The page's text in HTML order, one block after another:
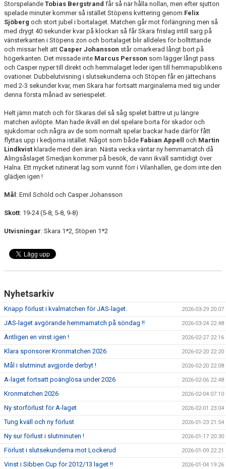
Storspelande Tobias Bergstrand får så när hålla nollan, men efter sjutton
spelade minuter kommer så istället Stöpens kvittering genom Felix
Sjöberg och stort jubel i bortalaget. Matchen går mot förlängning men så
med drygt 40 sekunder kvar på klockan så får Skara frislag intill sarg på
vänsterkanten i Stöpens zon och bortalaget blir alldeles för bolltittande
och missar helt att Casper Johansson står omarkerad långt bort på
högerkanten. Det missade inte Marcus Persson som lägger långt pass
och Casper nyper till direkt och hemmalaget leder igen till hemmapublikens
ovationer. Dubbelutvisning i slutsekunderna och Stöpen får en jättechans
med 2-3 sekunder kvar, men Skara har fortsatt marginalerna med sig under
denna första månad av seriespelet.
Helt jämn match och för Skaras del så såg spelet bättre ut ju längre
matchen avlöpte. Man hade ikväll en del spelare borta för skador och
sjukdomar och några av de som normalt spelar backar hade därför fått
flyttas upp i kedjorna istället. Något som både Fabian Appell och Martin
Lindkvist klarade med den äran. Nästa vecka väntar ny hemmamatch då
Alingsåslaget Smedjan kommer på besök, de vann ikväll samtidigt över
Halna. Ett mycket rutinerat lag som vunnit förr i Vilanhallen, ge dom inte den
glädjen igen !
Mål : Emil Schöld och Casper Johansson
Skott: 19-24 (5-8, 5-8, 9-8)
Utvisningar: Skara 1*2, Stöpen 1*2
Nyhetsarkiv
Knapp förlust i kvalmatchen för JAS-laget. 2026-03-29 20:07
JAS-laget avgörande hemmamatch på söndag !! 2026-03-24 22:48
Äntligen en vinst igen ! 2026-02-27 22:16
Klara sponsorer Kronmatchen 2026 2026-02-20 22:20
Mål i slutminut avgjorde derbyt ! 2026-02-20 22:08
A-laget fortsatt poänglösa under 2026 2026-02-06 22:48
Kronmatchen 2026 2026-02-04 07:10
Ny storförlust för A-laget 2026-02-01 23:04
Tung kväll och ny förlust 2026-01-23 21:54
Ny sur förlust i slutminuten ! 2026-01-17 20:30
Förlust i slutsekunderna mot Lockerud 2026-01-09 22:21
Vinst i Sibben Cup för 2012/13 laget !! 2026-01-04 19:26